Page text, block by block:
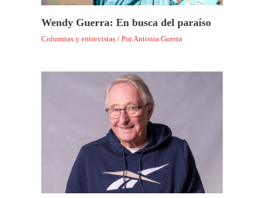
Wendy Guerra: En busca del paraíso
Columnas y entrevistas / PorAntonia Guerra